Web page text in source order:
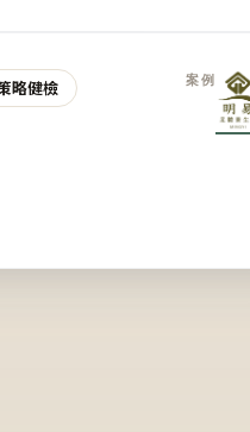
略健檢 案例